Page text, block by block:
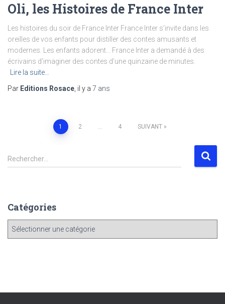
Oli, les Histoires de France Inter
Les histoires du soir de France Inter France Inter s’invite dans les
oreilles de vos enfants pour distiller des contes amusants et
modernes. Les enfants adorent… France Inter a demandé à des
écrivains d’imaginer des contes d’une quinzaine de minutes.
Lire la suite…
Par Editions Rosace , il y a 7 ans
1 2 … 4 SUIVANT
Rechercher…
Catégories